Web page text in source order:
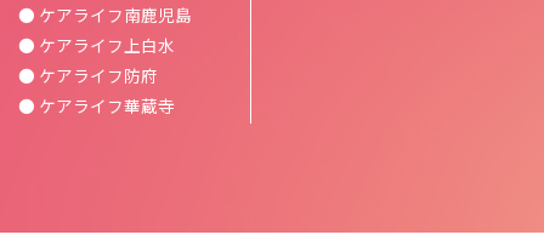
● ケアライフ南鹿児島
● ケアライフ上白水
● ケアライフ防府
● ケアライフ華蔵寺